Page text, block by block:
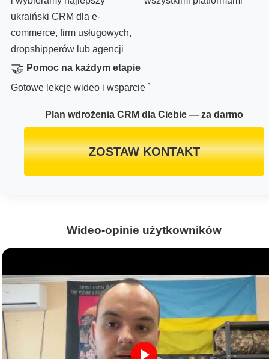
ukraiński CRM dla e-
commerce, firm usługowych,
dropshipperów lub agencji
🤝 Pomoc na każdym etapie
Gotowe lekcje wideo i wsparcie `
Plan wdrożenia CRM dla Ciebie — za darmo
ZOSTAW KONTAKT
Wideo-opinie użytkowników